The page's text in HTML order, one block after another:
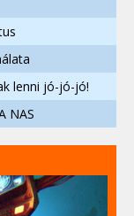
lenni jó-jó-jó!
NAS